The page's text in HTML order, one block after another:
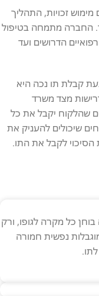
זכויות, התהליך
החברה מתמחה בטיפול
הדרושים ועד
קבלת תו נכה היא
מצד משרד
שהלקוח יקבל את כל
שיכולים להעניק את
הסיכוי לקבל את התו.
כל מקרה לגופו, ורק
נפשית חמורה